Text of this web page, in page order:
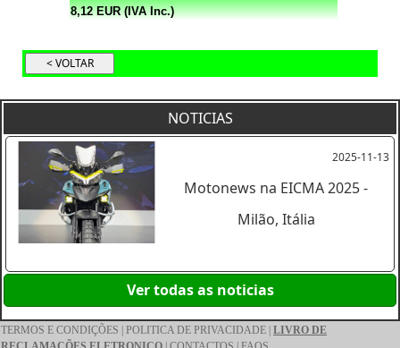
8,12 EUR (IVA Inc.)
NOTICIAS
2025-11-13
Motonews na EICMA 2025 -
Milão, Itália
Ver todas as noticias
TERMOS E CONDIÇÕES POLITICA DE PRIVACIDADE LIVRO DE